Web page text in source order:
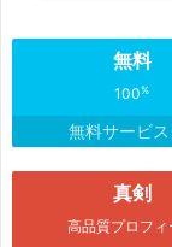
無料
100%
無料サービス
真剣
高品質プロフィ